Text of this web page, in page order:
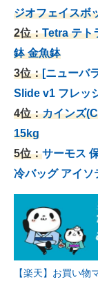
ジオフェイスボ
2位：Tetra テト
鉢 金魚鉢
3位：[ニューバ
Slide v1 フレッ
4位：カインズ
15kg
5位：サーモス
冷バッグ アイ
【楽天】お買い